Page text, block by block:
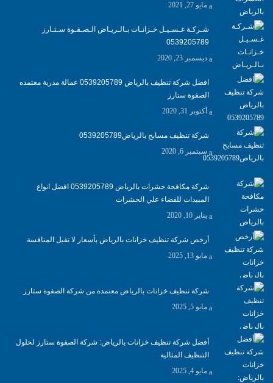
مايو 27, 2021
شـركـة غـسـيـل خـزانـات بـالـريـاض الـصـفـوة سـتـارز
0539205789
ديسمبر 23, 2020
افضل شركة تنظيف بالرياض 0539205789 عمالة مدربة معتمده
الصفوة ستارز
أكتوبر 31, 2020
شركة تنظيف مسابح بالرياض0539205789
سبتمبر 6, 2020
شركة مكافحة حشرات بالرياض 0539205789 افضل انواع
المبيدات للقضاء علي الحشرات
يناير 10, 2020
أرخص شركة تنظيف خزانات بالرياض بأسعار لا تقبل المنافسة
مايو 13, 2025
شركة تنظيف خزانات بالرياض معتمدة من شركة الصفوة ستارز
مايو 5, 2025
أفضل شركة تنظيف خزانات بالرياض: شركة الصفوة ستارز لحلول
التنظيف المثالية
مايو 4, 2025